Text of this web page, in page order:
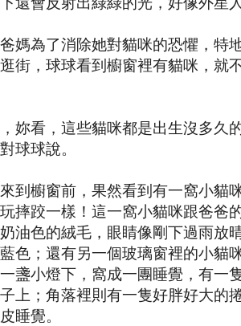
媽為了消除她對貓咪的恐懼，特
街，球球看到櫥窗裡有貓咪，就
，妳看，這些貓咪都是出生沒多久
球球說。
到櫥窗前，果然看到有一窩小貓
摔跤一樣！這一窩小貓咪跟爸爸
油色的絨毛，眼睛像剛下過雨放
色；還有另一個玻璃窗裡的小貓
盞小燈下，窩成一團睡覺，有一
上；角落裡則有一隻好胖好大的
睡覺。